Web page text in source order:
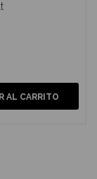
AL CARRITO